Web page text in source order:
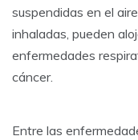
suspendidas en el
inhaladas, pueden
enfermedades
cáncer.
Entre las